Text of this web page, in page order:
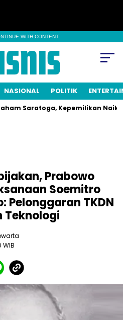
WITH CONTENT
NASIONAL POLITIK
Kepemilikan Naik Jadi
Prabowo
Soemitro
Pelonggaran TKDN
Teknologi
WIB